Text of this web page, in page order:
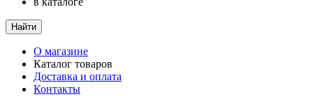
Найти
О магазине
Каталог товаров
Доставка и оплата
Контакты